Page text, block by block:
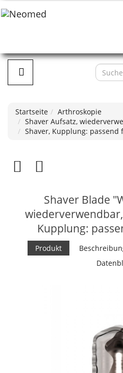
Startseite
Arthroskopie
Shaver Aufsatz,
Shaver, Kupplung: passend
Shaver Blade
Kupplung:
Produkt